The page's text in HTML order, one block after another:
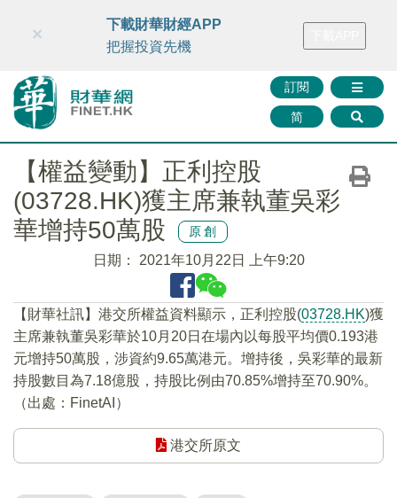
財華智庫網 FINTV FINMETA 財華證券 媒體矩陣
訂閱
简
×
下載財華財經APP
把握投資先機
【權益變動】正利控股
(03728.HK)獲主席兼執董吳彩
華增持50萬股
原創
日期： 2021年10月22日 上午9:20
【財華社訊】港交所權益資料顯示，正利控股(03728.HK)獲
主席兼執董吳彩華於10月20日在場內以每股平均價0.193港
元增持50萬股，涉資約9.65萬港元。增持後，吳彩華的最新
持股數目為7.18億股，持股比例由70.85%增持至70.90%。
（出處：FinetAI）
港交所原文